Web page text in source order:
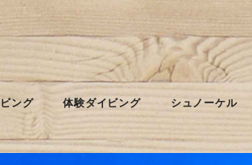
ング 体験ダイビング シュノーケル